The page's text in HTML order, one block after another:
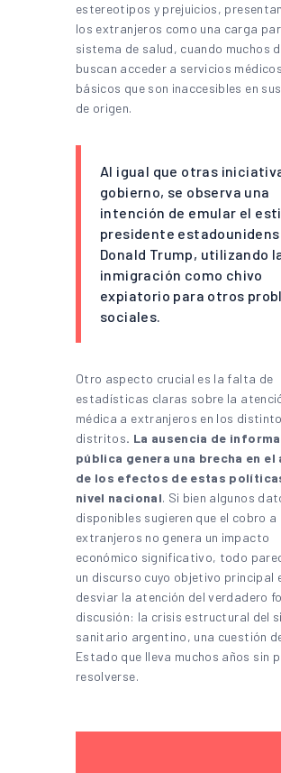
estereotipos y prejuicios,
los extranjeros como una carga
sistema de salud, cuando muchos
buscan acceder a servicios médicos
básicos que son inaccesibles en
de origen.
Al igual que otras
gobierno, se observa una
intención de emular el
presidente
Donald Trump, utilizando
inmigración como chivo
expiatorio para otros
sociales.
Otro aspecto crucial es la falta de
estadísticas claras sobre la
médica a extranjeros en los
distritos. La ausencia de
pública genera una brecha en el
de los efectos de estas
nivel nacional. Si bien algunos
disponibles sugieren que el cobro a
extranjeros no genera un impacto
económico significativo, todo
un discurso cuyo objetivo principal
desviar la atención del verdadero
discusión: la crisis estructural del
sanitario argentino, una cuestión
Estado que lleva muchos años sin
resolverse.